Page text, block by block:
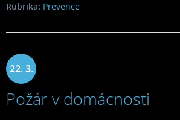
Rubrika: Prevence
22. 3.
2022
Požár v domácnosti